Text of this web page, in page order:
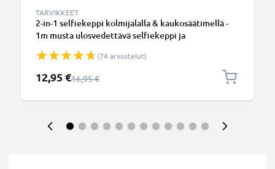
TARVIKKEET
2-in-1 selfiekeppi kolmijalalla & kaukosäätimellä -
1m musta ulosvedettävä selfiekeppi ja
kaukosäätimellä puhelimelle ja kameralle -
iPhonelle, GoProlle, Androidille ynm.
(74 arvostelut)
Erikoishinta
12,95 €Normaali hinta
16,95 €